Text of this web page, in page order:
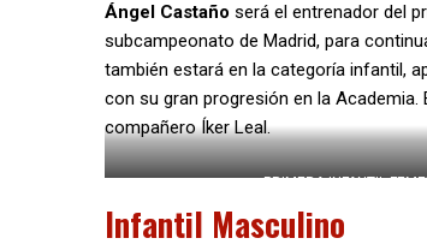
Ángel Castaño será el entrenador del
subcampeonato de Madrid, para
también estará en la categoría infantil,
con su gran progresión en la Academia.
compañero Íker Leal.
PRIMERA INFANTIL
Infantil Masculino